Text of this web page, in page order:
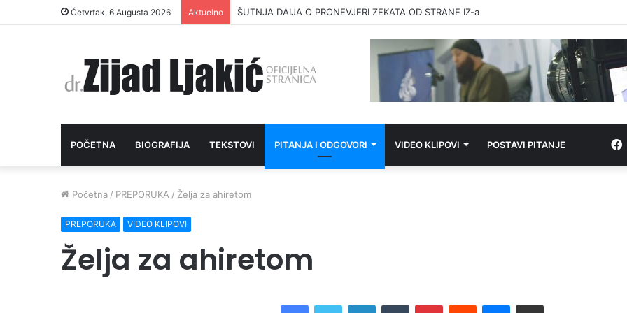
Četvrtak, 6 Augusta 2026 Aktuelno DAVANJE ZEKATA OFRLJE
POČETNA BIOGRAFIJA TEKSTOVI PITANJA I ODGOVORI VIDEO KLIPOVI POSTAVI PITANJE
Početna / PREPORUKA / Želja za ahiretom
PREPORUKA VIDEO KLIPOVI
Želja za ahiretom